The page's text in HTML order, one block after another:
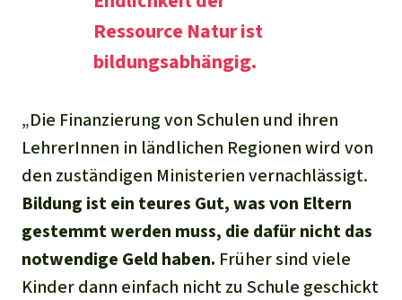
Ressource Natur ist
bildungsabhängig.
„Die Finanzierung von Schulen und ihren
LehrerInnen in ländlichen Regionen wird von
den zuständigen Ministerien vernachlässigt.
Bildung ist ein teures Gut, was von Eltern
gestemmt werden muss, die dafür nicht das
notwendige Geld haben. Früher sind viele
Kinder dann einfach nicht zu Schule geschickt